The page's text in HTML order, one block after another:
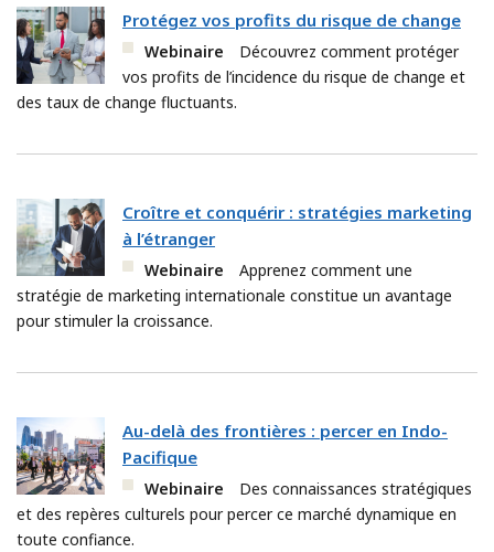
Protégez vos profits du risque de change
Webinaire
Découvrez comment protéger
vos profits de l’incidence du risque de change et
des taux de change fluctuants.
Croître et conquérir : stratégies marketing
à l’étranger
Webinaire
Apprenez comment une
stratégie de marketing internationale constitue un avantage
pour stimuler la croissance.
Au-delà des frontières : percer en Indo-
Pacifique
Webinaire
Des connaissances stratégiques
et des repères culturels pour percer ce marché dynamique en
toute confiance.